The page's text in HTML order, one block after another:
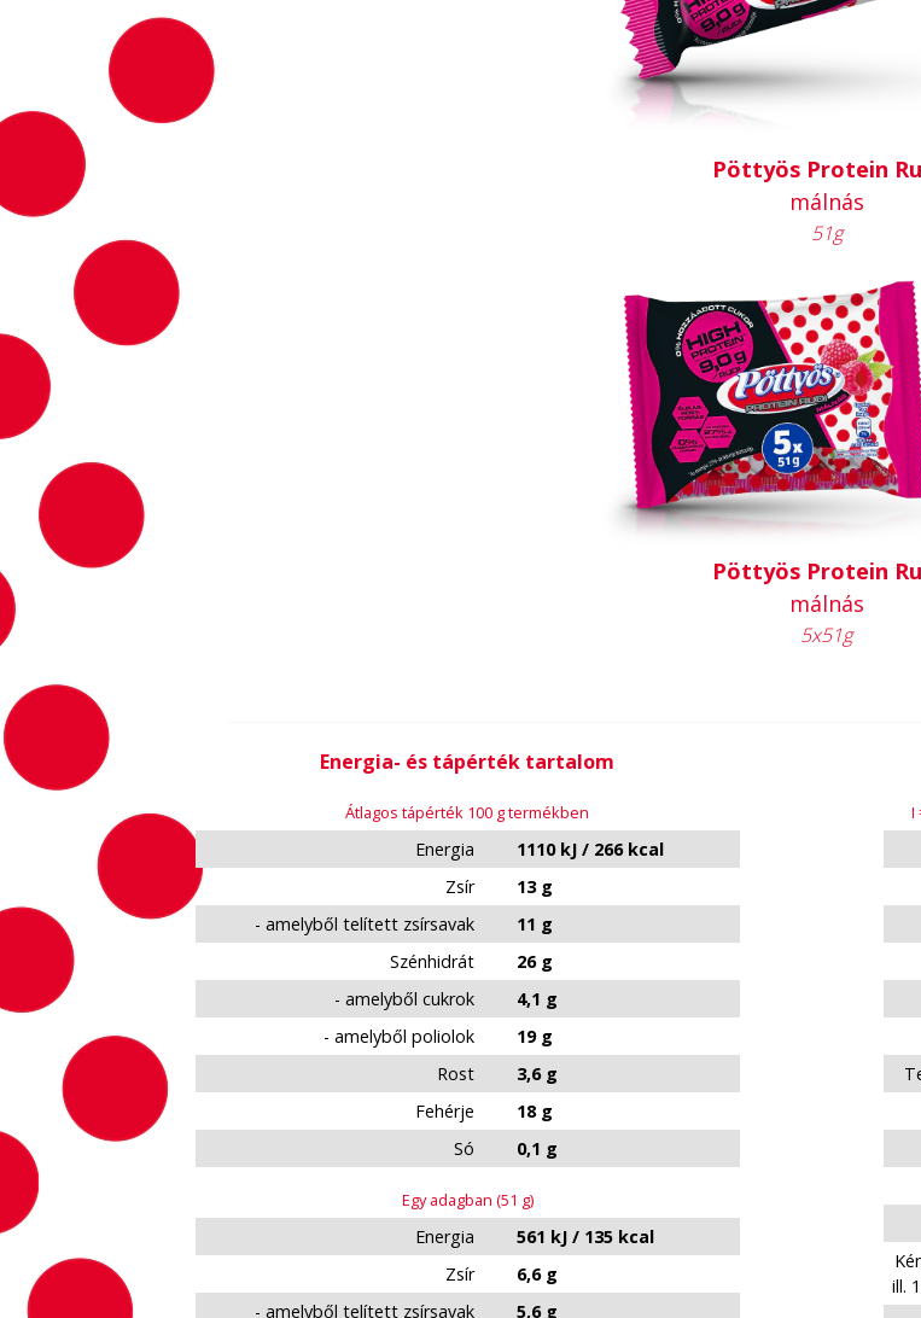
Pöttyös Protein
málnás
51g
Pöttyös Protein
málnás
5x51g
Energia- és tápérték tartalom
Átlagos tápérték 100 g termékben
Energia
1110 kJ / 266 kcal
Zsír
13 g
- amelyből telített zsírsavak
11 g
Szénhidrát
26 g
- amelyből cukrok
4,1 g
- amelyből poliolok
19 g
Rost
3,6 g
Fehérje
18 g
Só
0,1 g
Egy adagban (51 g)
Energia
561 kJ / 135 kcal
Zsír
6,6 g
- amelyből telített zsírsavak
5,6 g
I
ill.